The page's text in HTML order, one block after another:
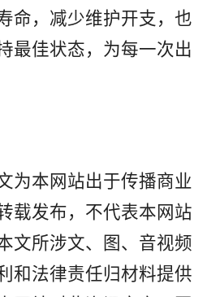
命，减少维护开支，也
最佳状态，为每一次出
为本网站出于传播商业
载发布，不代表本网站
文所涉文、图、音视频
和法律责任归材料提供